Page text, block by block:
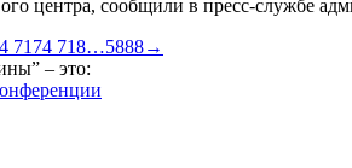
центра, сообщили в пресс-службе
4 7174 718…5888→
– это: